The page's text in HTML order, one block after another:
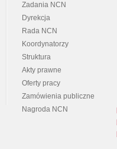
Zadania NCN
Dyrekcja
Rada NCN
Koordynatorzy
Struktura
Akty prawne
Oferty pracy
Zamówienia publiczne
Nagroda NCN